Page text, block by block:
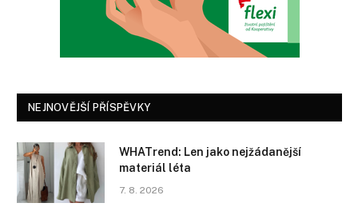
NEJNOVĚJŠÍ PŘÍSPĚVKY
WHATrend: Len jako nejžádanější
materiál léta
7. 8. 2026